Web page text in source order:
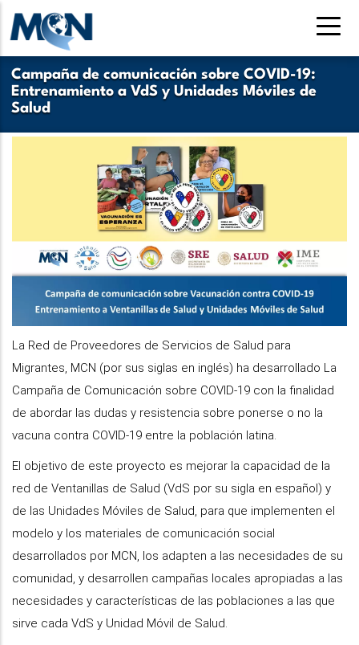
Pasar
contenido
principal
Campaña de comunicación sobre COVID-19:
Entrenamiento a VdS y Unidades Móviles de
Salud
La Red de Proveedores de Servicios de Salud para
Migrantes, MCN (por sus siglas en inglés) ha desarrollado La
Campaña de Comunicación sobre COVID-19 con la finalidad
de abordar las dudas y resistencia sobre ponerse o no la
vacuna contra COVID-19 entre la población latina.
El objetivo de este proyecto es mejorar la capacidad de la
red de Ventanillas de Salud (VdS por su sigla en español) y
de las Unidades Móviles de Salud, para que implementen el
modelo y los materiales de comunicación social
desarrollados por MCN, los adapten a las necesidades de su
comunidad, y desarrollen campañas locales apropiadas a las
necesidades y características de las poblaciones a las que
sirve cada VdS y Unidad Móvil de Salud.